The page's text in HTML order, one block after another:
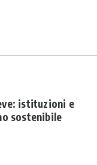
istituzioni e
sostenibile